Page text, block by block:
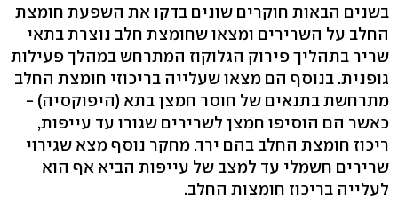
בשנים הבאות חוקרים שונים בדקו את השפעת חומצת
החלב על השרירים ומצאו שחומצת חלב נוצרת בתאי
שריר בתהליך פירוק הגלוקוז המתרחש במהלך פעילות
גופנית. בנוסף הם מצאו שעלייה בריכוזי חומצת החלב
מתרחשת בתנאים של חוסר חמצן בתא (היפוקסיה) -
כאשר הם הוסיפו חמצן לשרירים שגורו עד עייפות,
ריכוז חומצת החלב בהם ירד. מחקר נוסף מצא שגירוי
שרירים חשמלי עד למצב של עייפות הביא אף הוא
לעלייה בריכוז חומצות החלב.